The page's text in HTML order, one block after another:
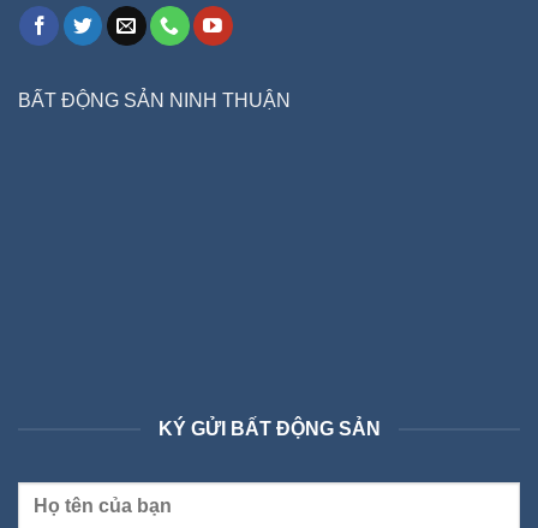
BẤT ĐỘNG SẢN NINH THUẬN
KÝ GỬI BẤT ĐỘNG SẢN